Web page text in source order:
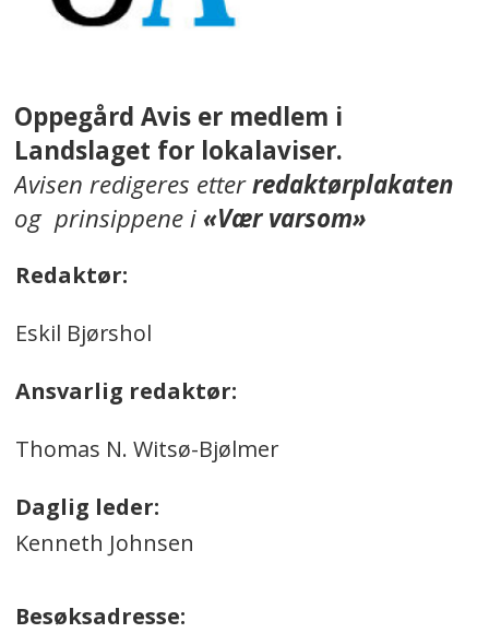
Oppegård Avis er medlem i
Landslaget for lokalaviser.
Avisen redigeres etterredaktørplakaten
og prinsippene i«Vær varsom»
Redaktør:
Eskil Bjørshol
Ansvarlig redaktør:
Thomas N. Witsø-Bjølmer
Daglig leder:
Kenneth Johnsen
Besøksadresse: